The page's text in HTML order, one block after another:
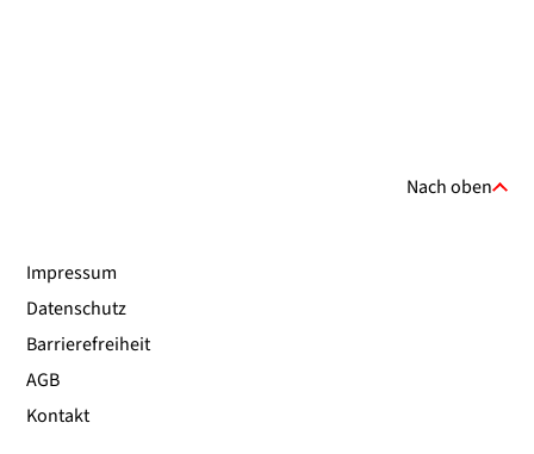
Nach oben
Impressum
Datenschutz
Barrierefreiheit
AGB
Kontakt